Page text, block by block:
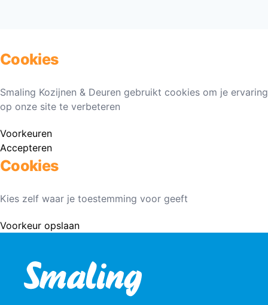
Cookies
Smaling Kozijnen & Deuren gebruikt cookies om je ervaring
op onze site te verbeteren
Voorkeuren
Accepteren
Cookies
Kies zelf waar je toestemming voor geeft
Voorkeur opslaan